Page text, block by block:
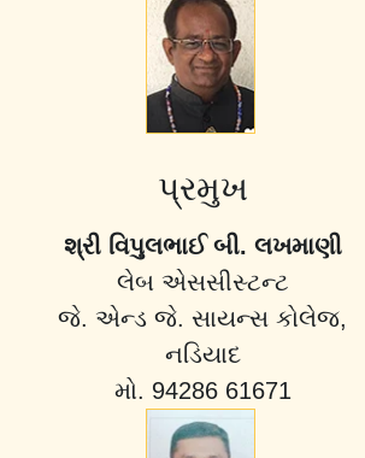
પ્રમુખ
શ્રી વિપુલભાઈ બી. લખમાણી
લેબ એસસીસ્ટન્ટ
જે. એન્ડ જે. સાયન્સ કોલેજ,
નડિયાદ
મો. 94286 61671